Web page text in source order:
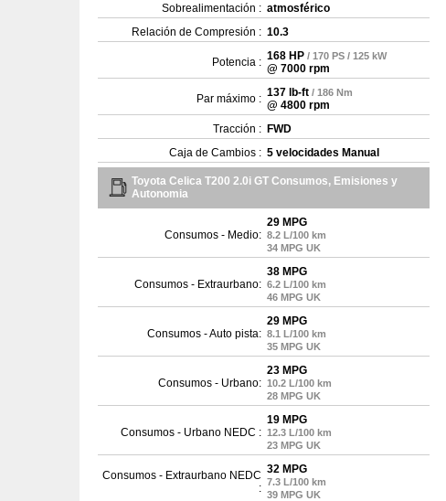
Sobrealimentación : atmosférico
Relación de Compresión : 10.3
Potencia : 168 HP / 170 PS / 125 kW
@ 7000 rpm
Par máximo : 137 lb-ft / 186 Nm
@ 4800 rpm
Tracción : FWD
Caja de Cambios : 5 velocidades Manual
Toyota Celica T200 2.0i GT Consumos, Emisiones y
Autonomia
Consumos - Medio:
29 MPG
8.2 L/100 km
34 MPG UK
Consumos - Extraurbano:
38 MPG
6.2 L/100 km
46 MPG UK
Consumos - Auto pista:
29 MPG
8.1 L/100 km
35 MPG UK
Consumos - Urbano:
23 MPG
10.2 L/100 km
28 MPG UK
Consumos - Urbano NEDC :
19 MPG
12.3 L/100 km
23 MPG UK
Consumos - Extraurbano NEDC
:
32 MPG
7.3 L/100 km
39 MPG UK